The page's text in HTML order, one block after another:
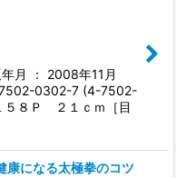
月 ： 2008年11月
0302-7 (4-7502-
５８Ｐ ２１ｃｍ［目
康になる太極拳のコツ